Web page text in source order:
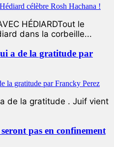
HÉDIARDTout le
dans la corbeille...
a de la gratitude par
a de la gratitude . Juif vient
pas en confinement